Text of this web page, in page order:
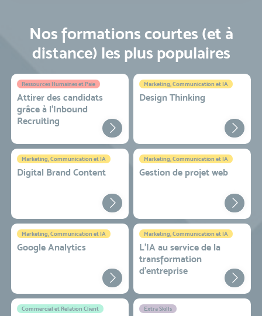
Nos formations courtes (et à
distance) les plus populaires
Ressources Humaines et Paie
Attirer des candidats
grâce à l’Inbound
Recruiting
Marketing, Communication et IA
Design Thinking
Marketing, Communication et IA
Digital Brand Content
Marketing, Communication et IA
Gestion de projet web
Marketing, Communication et IA
Google Analytics
Marketing, Communication et IA
L'IA au service de la
transformation
d'entreprise
Commercial et Relation Client Extra Skills